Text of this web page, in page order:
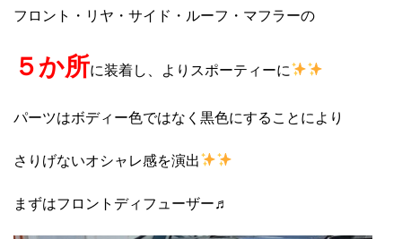
フロント・リヤ・サイド・ルーフ・マフラーの
５か所に装着し、よりスポーティーに
パーツはボディー色ではなく黒色にすることにより
さりげないオシャレ感を演出
まずはフロントディフューザー♬